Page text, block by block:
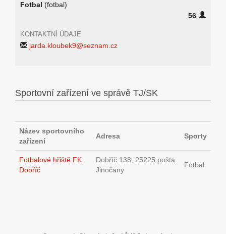
Fotbal (fotbal)
56
KONTAKTNÍ ÚDAJE
jarda.kloubek9@seznam.cz
Sportovní zařízení ve správě TJ/SK
Název sportovního
zařízení
Adresa Sporty
Fotbalové hřiště FK
Dobříč
Dobříč 138, 25225 pošta
Jinočany
Fotbal